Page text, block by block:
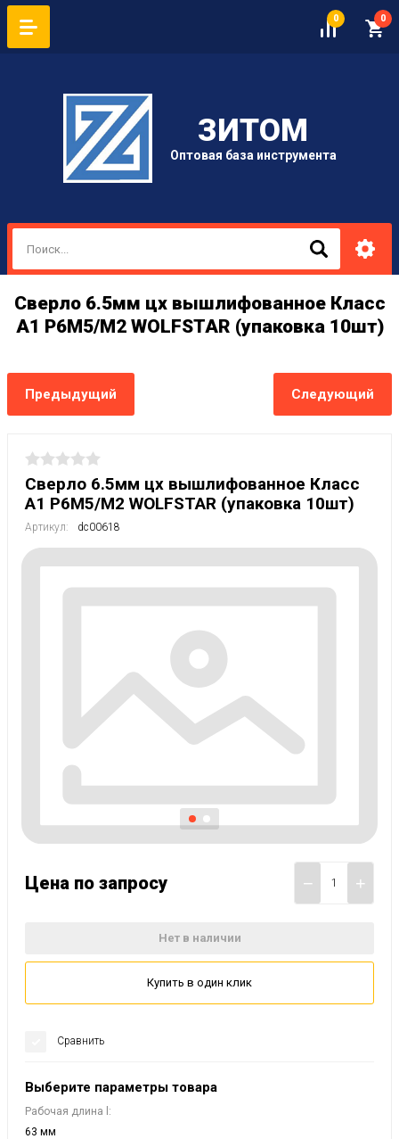
0 0
ЗИТОМ
Оптовая база инструмента
Сверло 6.5мм цх вышлифованное Класс
А1 Р6М5/М2 WOLFSTAR (упаковка 10шт)
Предыдущий Следующий
Сверло 6.5мм цх вышлифованное Класс
А1 Р6М5/М2 WOLFSTAR (упаковка 10шт)
Артикул: dc00618
Цена по запросу − +
Нет в наличии
Купить в один клик
Сравнить
Выберите параметры товара
Рабочая длина l:
63 мм